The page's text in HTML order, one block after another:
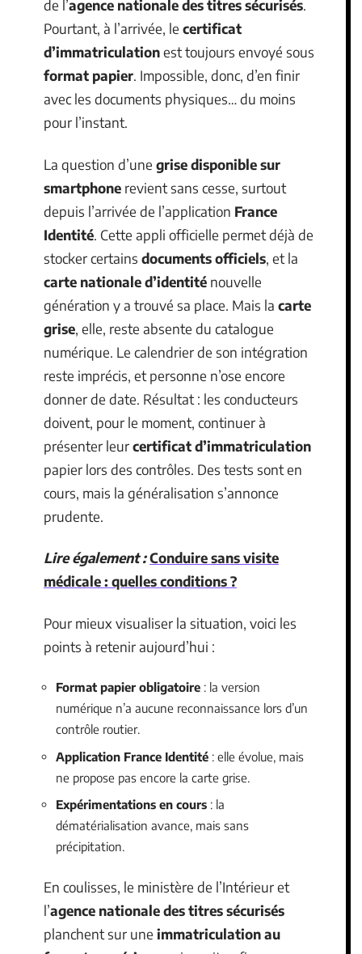
de l’agence nationale des titres sécurisés.
Pourtant, à l’arrivée, le certificat
d’immatriculationest toujours envoyé sous
format papier. Impossible, donc, d’en finir
avec les documents physiques… du moins
pour l’instant.
La question d’une grise disponible sur
smartphone revient sans cesse, surtout
depuis l’arrivée de l’application France
Identité. Cette appli officielle permet déjà de
stocker certains documents officiels, et la
carte nationale d’identité nouvelle
génération y a trouvé sa place. Mais la carte
grise, elle, reste absente du catalogue
numérique. Le calendrier de son intégration
reste imprécis, et personne n’ose encore
donner de date. Résultat : les conducteurs
doivent, pour le moment, continuer à
présenter leurcertificat d’immatriculation
papier lors des contrôles. Des tests sont en
cours, mais la généralisation s’annonce
prudente.
Lire également :Conduire sans visite
médicale : quelles conditions ?
Pour mieux visualiser la situation, voici les
points à retenir aujourd’hui :
Format papier obligatoire : la version
numérique n’a aucune reconnaissance lors d’un
contrôle routier.
Application France Identité : elle évolue, mais
ne propose pas encore la carte grise.
Expérimentations en cours : la
dématérialisation avance, mais sans
précipitation.
En coulisses, le ministère de l’Intérieur et
l’agence nationale des titres sécurisés
planchent sur une immatriculation au